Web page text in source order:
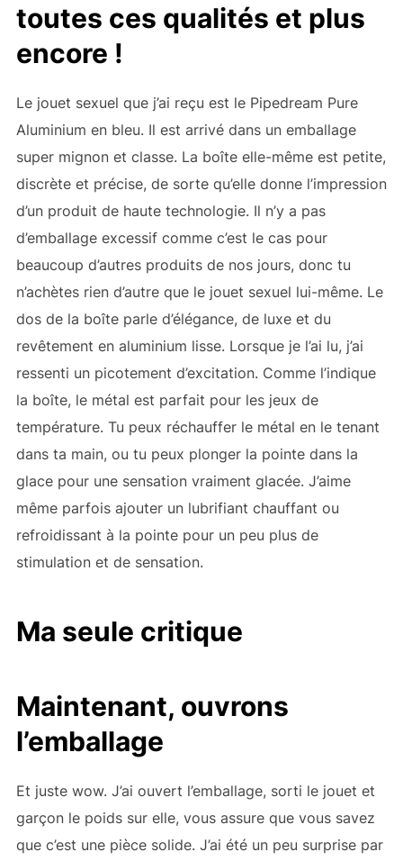
toutes ces qualités et plus
encore !
Le jouet sexuel que j’ai reçu est le Pipedream Pure
Aluminium en bleu. Il est arrivé dans un emballage
super mignon et classe. La boîte elle-même est petite,
discrète et précise, de sorte qu’elle donne l’impression
d’un produit de haute technologie. Il n’y a pas
d’emballage excessif comme c’est le cas pour
beaucoup d’autres produits de nos jours, donc tu
n’achètes rien d’autre que le jouet sexuel lui-même. Le
dos de la boîte parle d’élégance, de luxe et du
revêtement en aluminium lisse. Lorsque je l’ai lu, j’ai
ressenti un picotement d’excitation. Comme l’indique
la boîte, le métal est parfait pour les jeux de
température. Tu peux réchauffer le métal en le tenant
dans ta main, ou tu peux plonger la pointe dans la
glace pour une sensation vraiment glacée. J’aime
même parfois ajouter un lubrifiant chauffant ou
refroidissant à la pointe pour un peu plus de
stimulation et de sensation.
Ma seule critique
Maintenant, ouvrons
l’emballage
Et juste wow. J’ai ouvert l’emballage, sorti le jouet et
garçon le poids sur elle, vous assure que vous savez
que c’est une pièce solide. J’ai été un peu surprise par